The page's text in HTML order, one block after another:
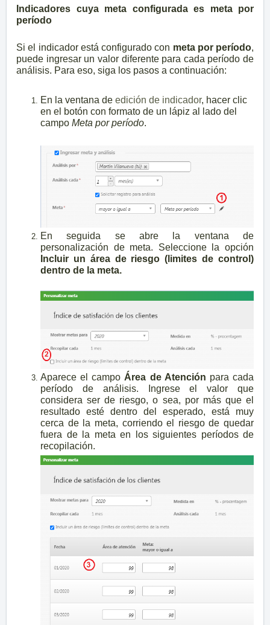
Indicadores cuya meta configurada es meta por
período
Si el indicador está configurado con meta por período,
puede ingresar un valor diferente para cada período de
análisis. Para eso, siga los pasos a continuación:
En la ventana de edición de indicador, hacer clic
en el botón con formato de un lápiz al lado del
campo Meta por período.
En seguida se abre la ventana de
personalización de meta. Seleccione la opción
Incluir un área de riesgo (limites de control)
dentro de la meta.
Aparece el campo Área de Atención para cada
período de análisis. Ingrese el valor que
considera ser de riesgo, o sea, por más que el
resultado esté dentro del esperado, está muy
cerca de la meta, corriendo el riesgo de quedar
fuera de la meta en los siguientes períodos de
recopilación.